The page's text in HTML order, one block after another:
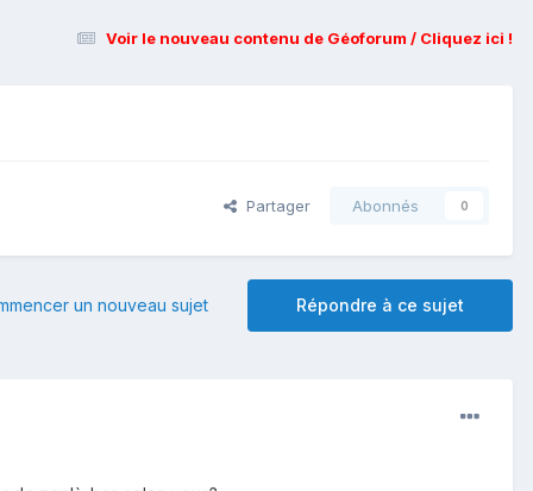
Voir le nouveau contenu de Géoforum / Cliquez ici !
Partager Abonnés 0
Répondre à ce sujet
un nouveau sujet